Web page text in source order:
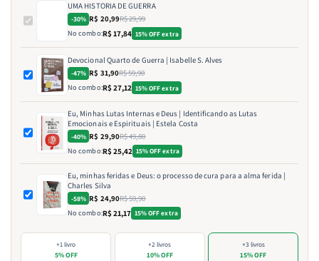
UMA HISTORIA DE GUERRA
-30% R$ 20,99R$ 29,99
No combo:R$ 17,84 15% OFF extra
Devocional Quarto de Guerra | Isabelle S. Alves
-47% R$ 31,90R$ 59,90
No combo:R$ 27,12 15% OFF extra
Eu, Minhas Lutas Internas e Deus | Identificando as Lutas
Emocionais e Espirituais | Estela Costa
-40% R$ 29,90R$ 49,80
No combo:R$ 25,42 15% OFF extra
Eu, minhas feridas e Deus: o processo de cura para a alma ferida |
Charles Silva
-58% R$ 24,90R$ 59,90
No combo:R$ 21,17 15% OFF extra
+1 livro
5% OFF
+2 livros
10% OFF
+3 livros
15% OFF